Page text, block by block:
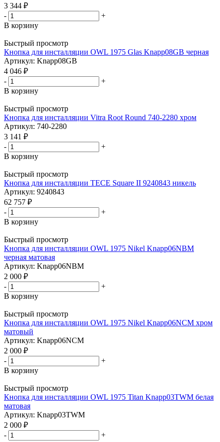
3 344 ₽
-
+
В корзину
Быстрый просмотр
Кнопка для инсталляции OWL 1975 Glas Knapp08GB черная
Артикул: Knapp08GB
4 046 ₽
-
+
В корзину
Быстрый просмотр
Кнопка для инсталляции Vitra Root Round 740-2280 хром
Артикул: 740-2280
3 141 ₽
-
+
В корзину
Быстрый просмотр
Кнопка для инсталляции TECE Square II 9240843 никель
Артикул: 9240843
62 757 ₽
-
+
В корзину
Быстрый просмотр
Кнопка для инсталляции OWL 1975 Nikel Knapp06NBM
черная матовая
Артикул: Knapp06NBM
2 000 ₽
-
+
В корзину
Быстрый просмотр
Кнопка для инсталляции OWL 1975 Nikel Knapp06NCM хром
матовый
Артикул: Knapp06NCM
2 000 ₽
-
+
В корзину
Быстрый просмотр
Кнопка для инсталляции OWL 1975 Titan Knapp03TWM белая
матовая
Артикул: Knapp03TWM
2 000 ₽
-
+